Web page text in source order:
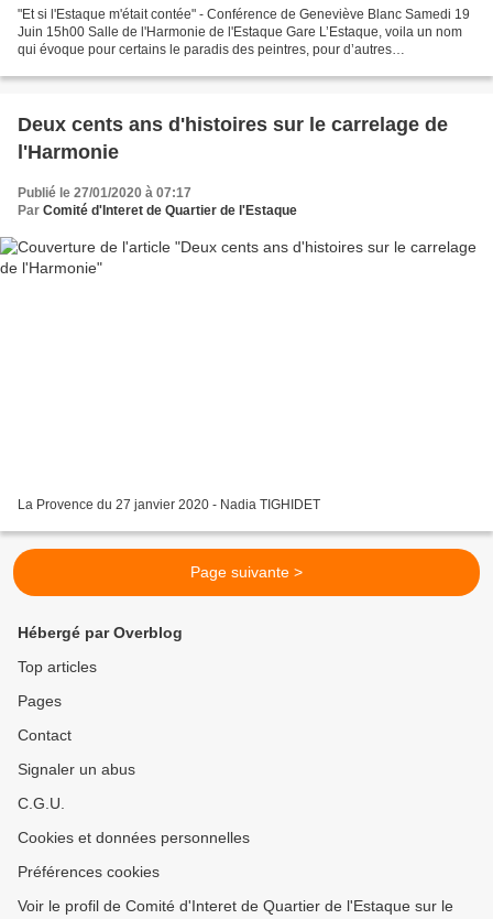
"Et si l'Estaque m'était contée" - Conférence de Geneviève Blanc Samedi 19
Juin 15h00 Salle de l'Harmonie de l'Estaque Gare L’Estaque, voila un nom
qui évoque pour certains le paradis des peintres, pour d’autres
Deux cents ans d'histoires sur le carrelage de
l'Harmonie
Publié le 27/01/2020 à 07:17
Par Comité d'Interet de Quartier de l'Estaque
La Provence du 27 janvier 2020 - Nadia TIGHIDET
Page suivante >
Hébergé par Overblog
Top articles
Pages
Contact
Signaler un abus
C.G.U.
Cookies et données personnelles
Préférences cookies
Voir le profil de Comité d'Interet de Quartier de l'Estaque sur le